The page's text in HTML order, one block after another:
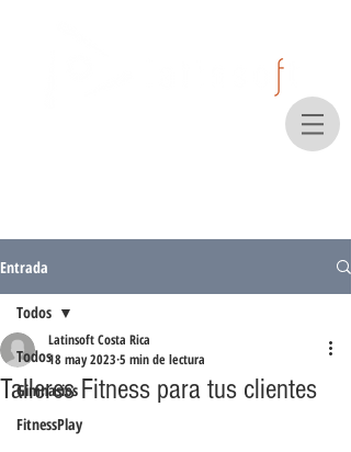
Entrada
Todos
Gimnasios
FitnessPlay
Todos
Talleres Fitness para tus clientes
Latinsoft Costa Rica
18 may 2023 5 min de lectura